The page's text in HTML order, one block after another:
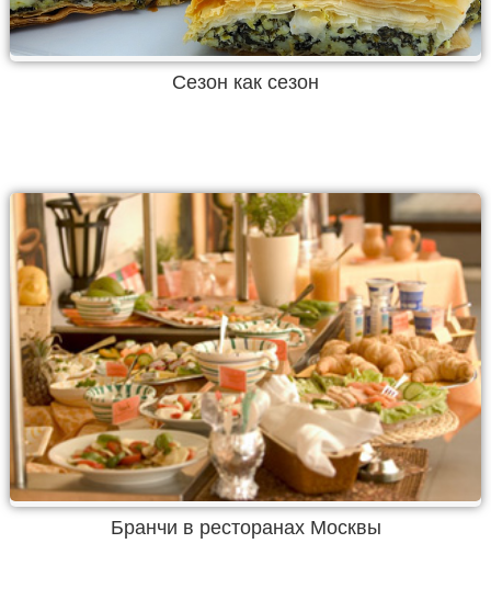
Сезон как сезон
Бранчи в ресторанах Москвы